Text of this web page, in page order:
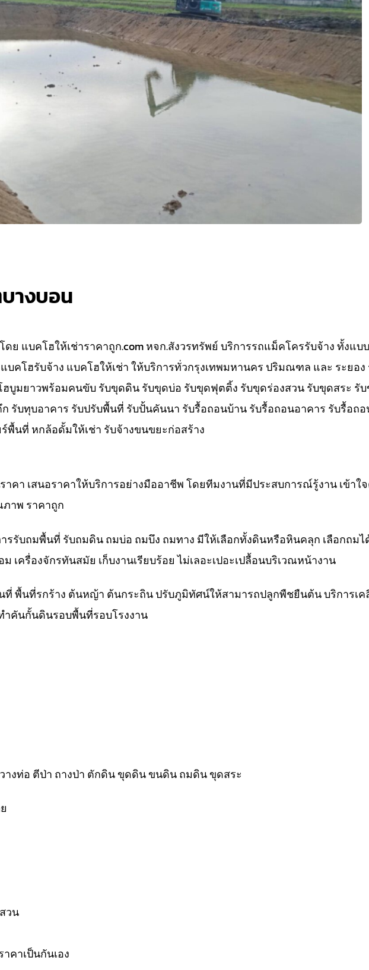
างบอน
ย แบคโฮให้เช่าราคาถูก.com หจก.สังวรทรัพย์ บริการรถแม็คโครรับจ้าง ทั้งแบ
บคโฮรับจ้าง แบคโฮให้เช่า ให้บริการทั่วกรุงเทพมหานคร ปริมณฑล และ ระยอง
ฮบูมยาวพร้อมคนขับ รับขุดดิน รับขุดบ่อ รับขุดฟุตติ้ง รับขุดร่องสวน รับขุดสระ รั
รับทุบอาคาร รับปรับพื้นที่ รับปั้นคันนา รับรื้อถอนบ้าน รับรื้อถอนอาคาร รับรื้อถอ
พื้นที่ หกล้อดั้มให้เช่า รับจ้างขนขยะก่อสร้าง
คา เสนอราคาให้บริการอย่างมืออาชีพ โดยทีมงานที่มีประสบการณ์รู้งาน เข้าใ
าพ ราคาถูก
รรับถมพื้นที่ รับถมดิน ถมบ่อ ถมบึง ถมทาง มีให้เลือกทั้งดินหรือหินคลุก เลือกถม
เครื่องจักรทันสมัย เก็บงานเรียบร้อย ไม่เลอะเปอะเปลื้อนบริเวณหน้างาน
ที่ พื้นที่รกร้าง ต้นหญ้า ต้นกระถิน ปรับภูมิทัศน์ให้สามารถปลูกพืชยืนต้น บริการเ
ำคันกั้นดินรอบพื้นที่รอบโรงงาน
างท่อ ตีป่า ถางป่า ตักดิน ขุดดิน ขนดิน ถมดิน ขุดสระ
วน
คาเป็นกันเอง